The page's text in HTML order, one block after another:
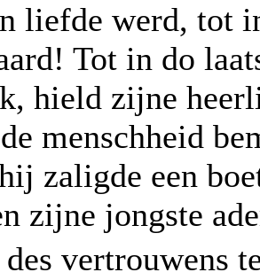
liefde werd, tot
Tot in do
hield zijne
menschheid
zaligde een
zijne jongste
vertrouwens